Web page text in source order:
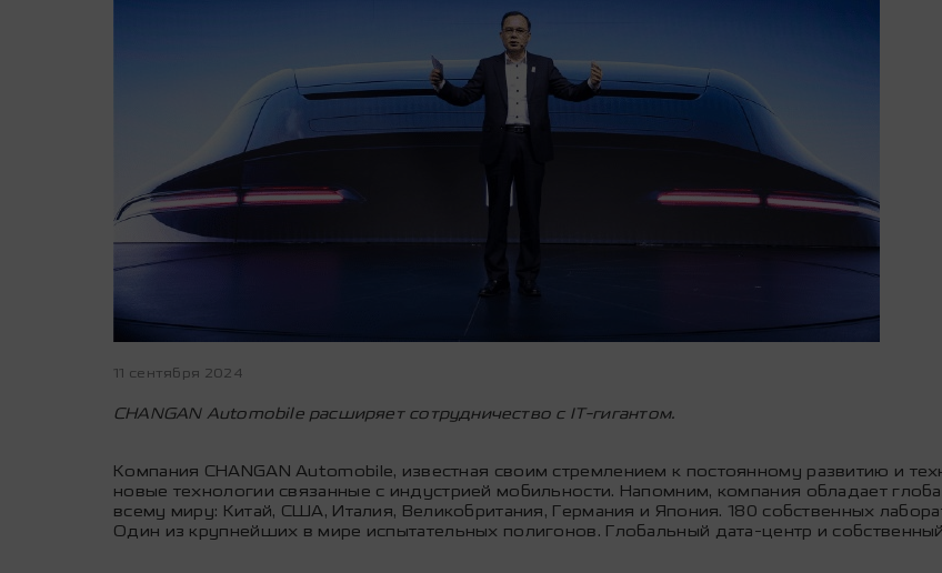
11 сентября 2024
CHANGAN Automobile расширяет сотрудничество с IT-гигантом.
Компания CHANGAN Automobile, известная своим стремлением к постоянному развитию и
новые технологии связанные с индустрией мобильности. Напомним, компания обладает
всему миру: Китай, США, Италия, Великобритания, Германия и Япония. 180 собственных
Один из крупнейших в мире испытательных полигонов. Глобальный дата-центр и